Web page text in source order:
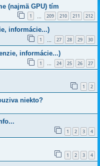
(najmä GPU) tím
1 209 210 211 212
informácie...)
1 27 28 29 30
informácie...)
1 … 24 25 26 27
1 2
niekto?
1 2 3 4
1 2 3 4